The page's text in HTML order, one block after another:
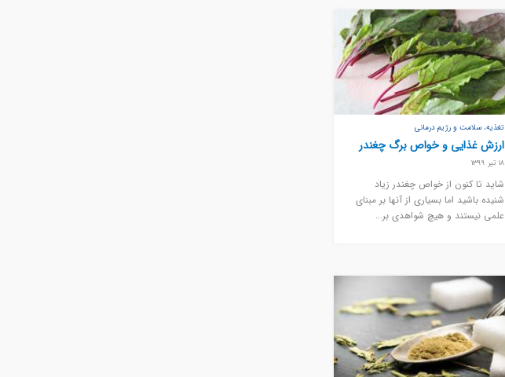
تغذیه، سلامت و رژیم درمانی
ارزش غذایی و خواص برگ چغندر
18 تیر 1399
شاید تا کنون از خواص چغندر زیاد
شنیده باشید اما بسیاری از آنها بر مبنای
علمی نیستند و هیچ شواهدی بر...